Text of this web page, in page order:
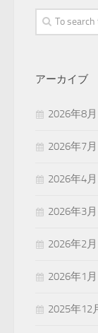
アーカイブ
2026年8月
2026年7月
2026年4月
2026年3月
2026年2月
2026年1月
2025年12